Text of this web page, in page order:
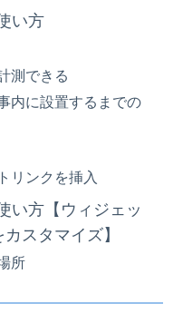
い方
測できる
内に設置するまでの
リンクを挿入
い方【ウィジェッ
スタマイズ】
所